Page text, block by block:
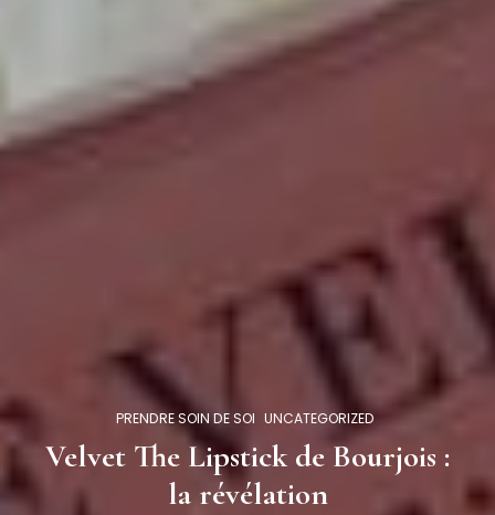
PRENDRE SOIN DE SOI UNCATEGORIZED
Velvet The Lipstick de Bourjois :
la révélation